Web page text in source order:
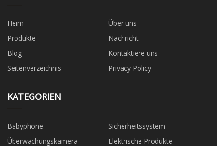
Heim
Über uns
Produkte
Nachricht
Blog
Kontaktiere uns
Seitenverzeichnis
Privacy Policy
KATEGORIEN
Babyphone
Sicherheitssystem
Überwachungskamera
Elektrische Produkte